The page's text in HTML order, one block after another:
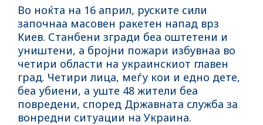
Во ноќта на 16 април, руските сили
започнаа масовен ракетен напад врз
Киев. Станбени згради беа оштетени и
уништени, а бројни пожари избувнаа во
четири области на украинскиот главен
град. Четири лица, меѓу кои и едно дете,
беа убиени, а уште 48 жители беа
повредени, според Државната служба за
вонредни ситуации на Украина.